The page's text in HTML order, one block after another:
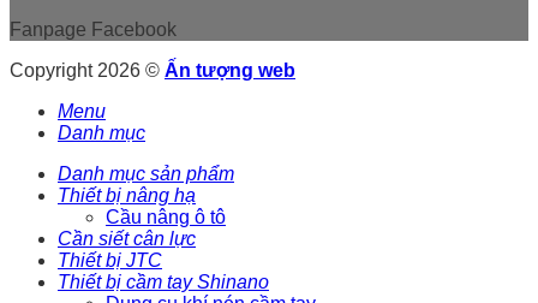
Fanpage Facebook
Copyright 2026 © Ấn tượng web
Menu
Danh mục
Danh mục sản phẩm
Thiết bị nâng hạ
Cầu nâng ô tô
Cần siết cân lực
Thiết bị JTC
Thiết bị cầm tay Shinano